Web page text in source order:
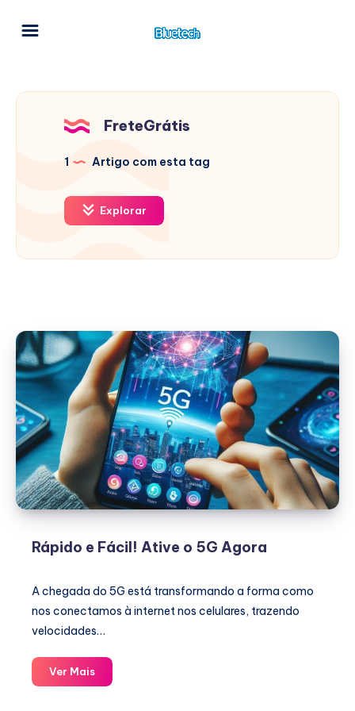
FreteGrátis
1 Artigo com esta tag
Explorar
Rápido e Fácil! Ative o 5G Agora
A chegada do 5G está transformando a forma como
nos conectamos à internet nos celulares, trazendo
velocidades…
Ver MaisRápido
e